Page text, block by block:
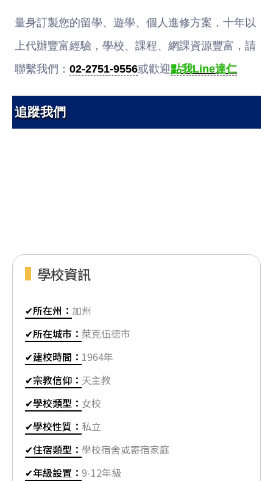
量身訂製您的留學、遊學、個人進修方案，十年以
上代辦豐富經驗，學校、課程、網課資源豐富，請
聯繫我們：02-2751-9556或歡迎點我Line達仁
追蹤我們
學校資訊
✔所在州： 加州
✔所在城市： 萊克伍德市
✔建校時間： 1964年
✔宗教信仰： 天主教
✔學校類型： 女校
✔學校性質： 私立
✔住宿類型： 學校宿舍或寄宿家庭
✔年級設置： 9-12年級